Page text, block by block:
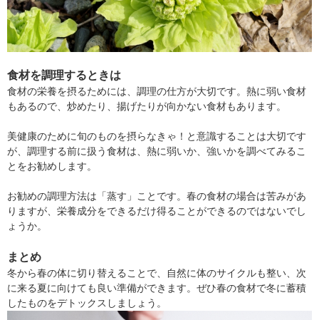
食材を調理するときは
食材の栄養を摂るためには、調理の仕方が大切です。熱に弱い食材
もあるので、炒めたり、揚げたりが向かない食材もあります。
美健康のために旬のものを摂らなきゃ！と意識することは大切です
が、調理する前に扱う食材は、熱に弱いか、強いかを調べてみるこ
とをお勧めします。
お勧めの調理方法は「蒸す」ことです。春の食材の場合は苦みがあ
りますが、栄養成分をできるだけ得ることができるのではないでし
ょうか。
まとめ
冬から春の体に切り替えることで、自然に体のサイクルも整い、次
に来る夏に向けても良い準備ができます。ぜひ春の食材で冬に蓄積
したものをデトックスしましょう。